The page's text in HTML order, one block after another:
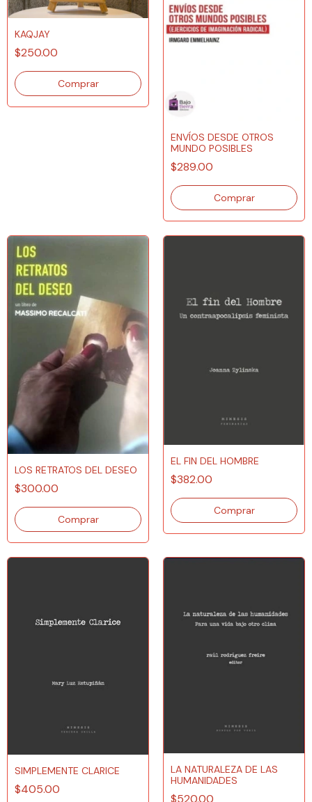
KAQJAY
$250.00
ENVÍOS DESDE OTROS
MUNDO POSIBLES
$289.00
LOS RETRATOS DEL DESEO
$300.00
EL FIN DEL HOMBRE
$382.00
SIMPLEMENTE CLARICE
$405.00
LA NATURALEZA DE LAS
HUMANIDADES
$520.00